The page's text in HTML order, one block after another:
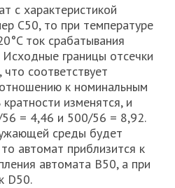
с характеристикой
С50, то при температуре
ток срабатывания
границы отсечки
соответствует
к номинальным
изменятся, и
56 = 4,46 и 500/56 = 8,92.
среды будет
автомат приблизится к
автомата B50, а при
D50.